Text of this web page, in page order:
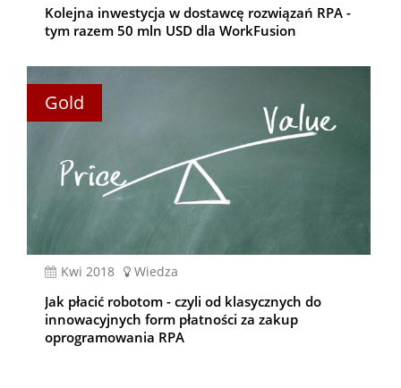
Kolejna inwestycja w dostawcę rozwiązań RPA -
tym razem 50 mln USD dla WorkFusion
Gold
kwi 2018 Wiedza
Jak płacić robotom - czyli od klasycznych do
innowacyjnych form płatności za zakup
oprogramowania RPA